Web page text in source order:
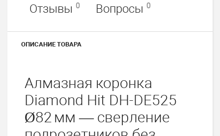
Отзывы 0 Вопросы 0
ОПИСАНИЕ ТОВАРА
Алмазная коронка
Diamond Hit DH-DE525
Ø82 мм — сверление